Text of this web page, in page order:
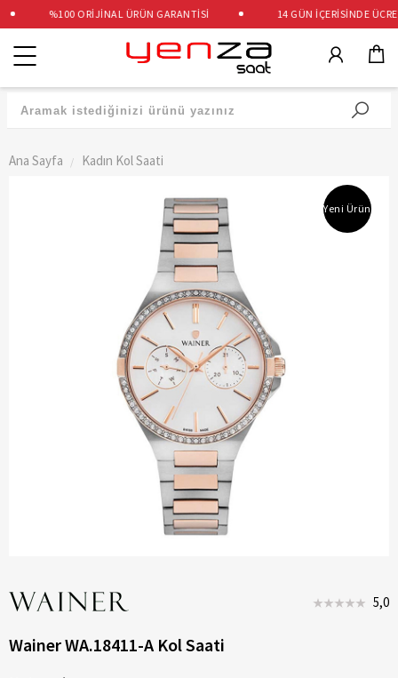
%100 ORİJİNAL ÜRÜN GARANTİSİ 14 GÜN İÇERİSİNDE
Kategoriler
Ana Sayfa Kadın Kol Saati
Yeni Ürün
5,0
Wainer WA.18411-A Kol Saati